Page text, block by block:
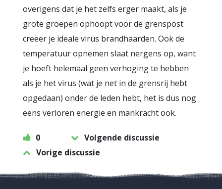
overigens dat je het zelfs erger maakt, als je
grote groepen ophoopt voor de grenspost
creëer je ideale virus brandhaarden. Ook de
temperatuur opnemen slaat nergens op, want
je hoeft helemaal geen verhoging te hebben
als je het virus (wat je net in de grensrij hebt
opgedaan) onder de leden hebt, het is dus nog
eens verloren energie en mankracht ook.
0
Volgende discussie
Vorige discussie